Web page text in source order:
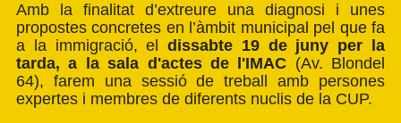
Amb la finalitat d’extreure una diagnosi i unes
propostes concretes en l’àmbit municipal pel que fa
a la immigració, eldissabte 19 de juny per la
tarda, a la sala d'actes de l'IMAC (Av. Blondel
64), farem una sessió de treball amb persones
expertes i membres de diferents nuclis de la CUP.